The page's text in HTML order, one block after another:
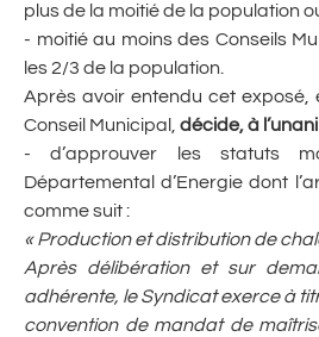
plus de la moitié de la population
- moitié au moins des Conseils
les 2/3 de la population.
Après avoir entendu cet exposé,
Conseil Municipal, décide, à
- d’approuver les statuts
Départemental d’Energie dont
comme suit :
« Production et distribution de
Après délibération et sur
adhérente, le Syndicat exerce à
convention de mandat de